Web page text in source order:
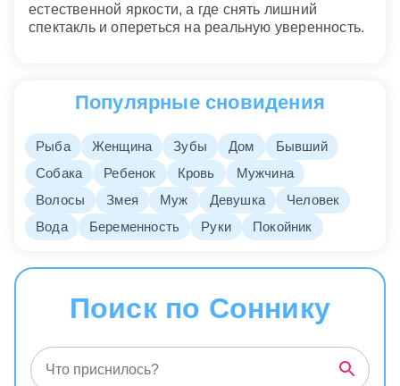
естественной яркости, а где снять лишний
спектакль и опереться на реальную уверенность.
Популярные сновидения
Рыба Женщина Зубы Дом
Бывший
Собака
Ребенок Кровь
Мужчина
Волосы
Змея Муж Девушка
Человек
Вода
Беременность Руки Покойник
Поиск по Соннику